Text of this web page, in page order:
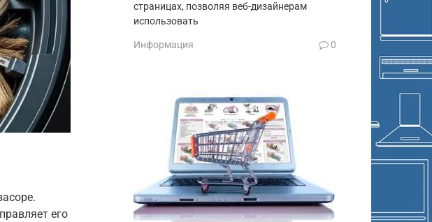
его
страницах, позволяя веб-дизайнерам
использовать
Информация 0